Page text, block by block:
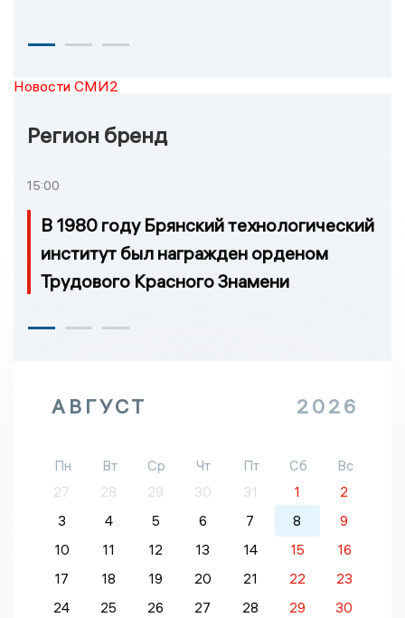
Новости СМИ2
Регион бренд
15:00
В 1980 году Брянский технологический
институт был награжден орденом
Трудового Красного Знамени
АВГУСТ 2026
Пн Вт Ср Чт Пт Сб
Вс
27
28 29 30 31 1
2
3
4 5 6 7 8
9
10
11 12 13 14 15
16
17
18 19 20 21 22
23
24
25 26 27 28 29
30